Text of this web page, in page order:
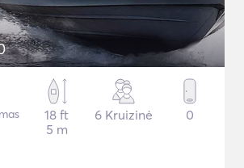
18 ft
5 m
6 Kruizinė 0